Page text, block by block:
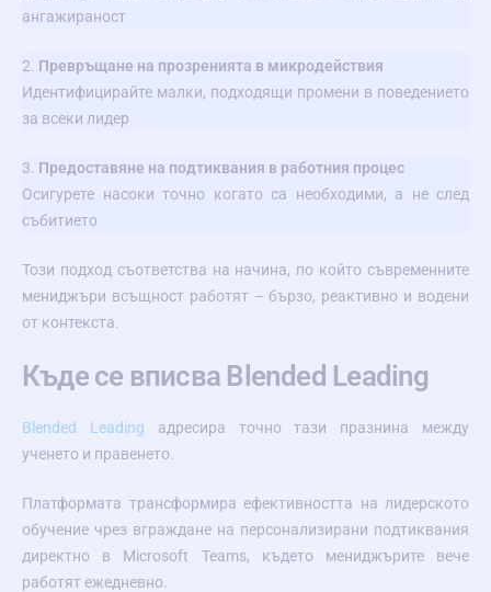
ангажираност
2. Превръщане на прозренията в микродействия
Идентифицирайте малки, подходящи промени в поведението
за всеки лидер
3. Предоставяне на подтиквания в работния процес
Осигурете насоки точно когато са необходими, а не след
събитието
Този подход съответства на начина, по който съвременните
мениджъри всъщност работят – бързо, реактивно и водени
от контекста.
Къде се вписва Blended Leading
Blended Leading адресира точно тази празнина между
ученето и правенето.
Платформата трансформира ефективността на лидерското
обучение чрез вграждане на персонализирани подтиквания
директно в Microsoft Teams, където мениджърите вече
работят ежедневно.